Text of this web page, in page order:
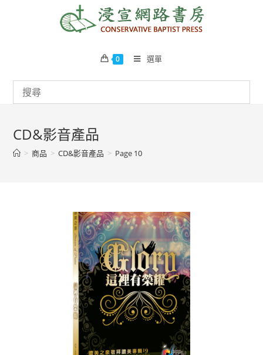
0 選單
CD&影音產品
> 商品 > CD&影音產品 > Page 10